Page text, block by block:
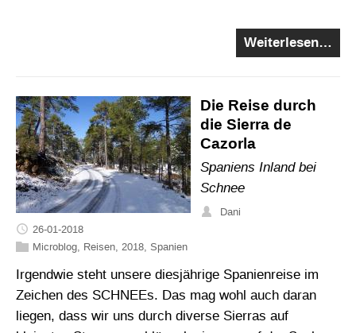
Weiterlesen…
Die Reise durch
die Sierra de
Cazorla
Spaniens Inland bei
Schnee
Dani
26-01-2018
Microblog Reisen 2018 Spanien
Irgendwie steht unsere diesjährige Spanienreise im
Zeichen des SCHNEEs. Das mag wohl auch daran
liegen, dass wir uns durch diverse Sierras auf